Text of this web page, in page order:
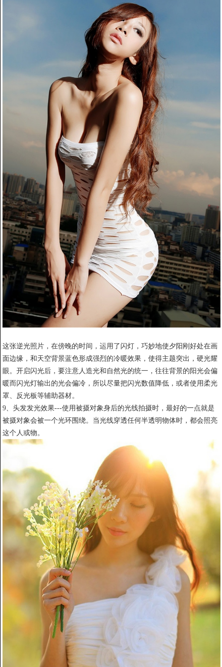
这张逆光照片，在傍晚的时间，运用了闪灯，巧妙地使夕阳刚好处在画
面边缘，和天空背景蓝色形成强烈的冷暖效果，使得主题突出，硬光耀
眼。开启闪光后，要注意人造光和自然光的统一，往往背景的阳光会偏
暖而闪光灯输出的光会偏冷，所以尽量把闪光数值降低，或者使用柔光
罩、反光板等辅助器材。
9、头发发光效果---使用被摄对象身后的光线拍摄时，最好的一点就是
被摄对象会被一个光环围绕。当光线穿透任何半透明物体时，都会照亮
这个人或物。